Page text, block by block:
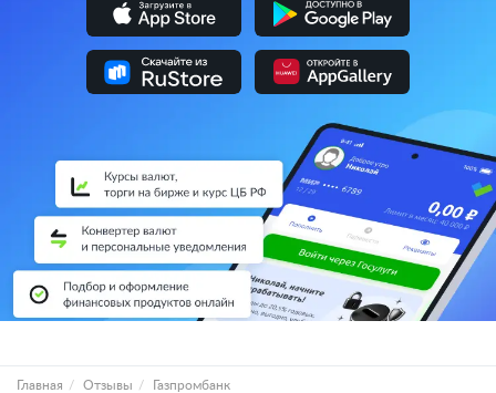
Главная Отзывы Газпромбанк